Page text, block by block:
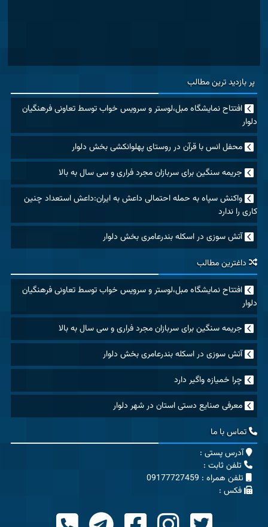
پر بازدید ترین مطالب
افتتاح نمایشگاه مبل،لوستر و سرویس خواب توسط تعاونی فرهنگیان
دلوار
محفل انس با قرآن در روستای پهلوانکشی بخش دلوار
جریمه سنگین برای سربازان مجرد فراری و سی سال به بالا
واکنش سپاه به حمله احتمالی داعش به ایران:داعش استعداد چنین
کاری را ندارد
آتش سوزی در اسکله بندرعامری بخش دلوار
داغترین مطالب
افتتاح نمایشگاه مبل،لوستر و سرویس خواب توسط تعاونی فرهنگیان
دلوار
جریمه سنگین برای سربازان مجرد فراری و سی سال به بالا
آتش سوزی در اسکله بندرعامری بخش دلوار
چرا خمیازه واگیر دارد
معرفی صنایع دستی استان در شهر دلوار
تماس با ما
آدرس پستی :
تلفن ثابت :
تلفن همراه : 09177727459
فکس :